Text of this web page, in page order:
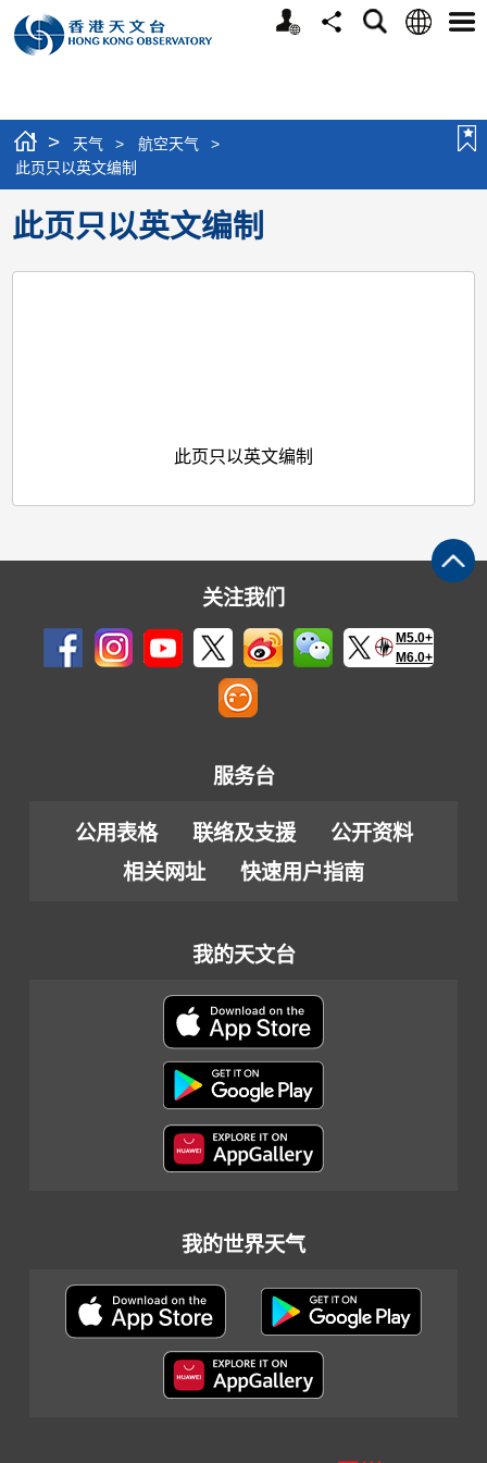
个
分
搜
语
选
> 天气 > 航空天气
>
此页只以英文编制
此页只以英文编制
此页只以英文编制
关注我们
M5.0+
M6.0+
服务台
公用表格 联络及支援
公开资料
相关网址
快速用户指南
我的天文台
我的世界天气